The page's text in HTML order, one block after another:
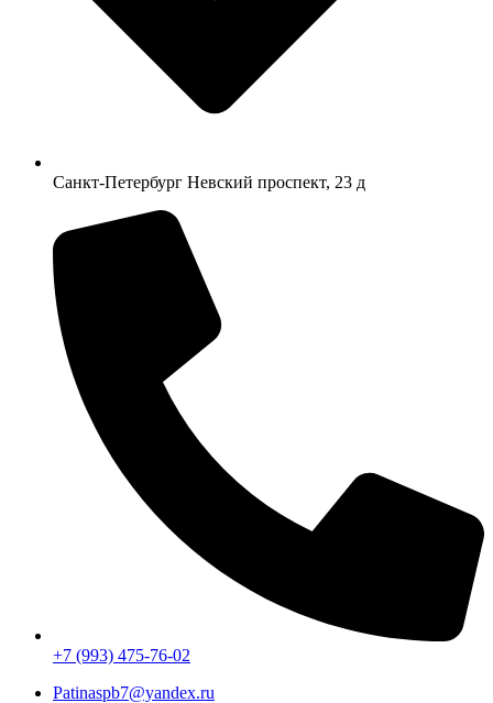
Санкт-Петербург Невский проспект, 23 д
+7 (993) 475-76-02
Patinaspb7@yandex.ru